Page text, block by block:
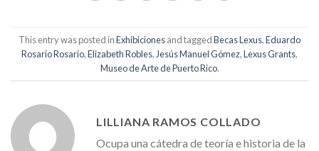
This entry was posted inExhibicionesand taggedBecas Lexus,Eduardo
Rosario Rosario,Elizabeth Robles, Jesús Manuel Gómez,Lexus Grants,
Museo de Arte de Puerto Rico.
LILLIANA RAMOS COLLADO
Ocupa una cátedra de teoría e historia de la